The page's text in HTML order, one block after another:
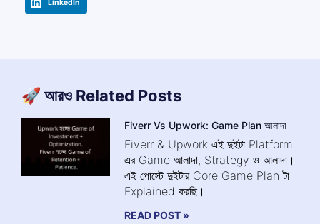
LinkedIn
🚀 আরও Related Posts
Fiverr Vs Upwork: Game Plan আলাদা
Fiverr & Upwork এই দুইটা Platform
এর Game আলাদা, Strategy ও আলাদা।
এই পোস্টে দুইটার Core Game Plan টা
Explained করছি।
READ POST »